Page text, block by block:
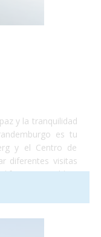
y la tranquilidad
es tu
y el Centro de
diferentes visitas
pueblos,
actividades te
con discapacidad